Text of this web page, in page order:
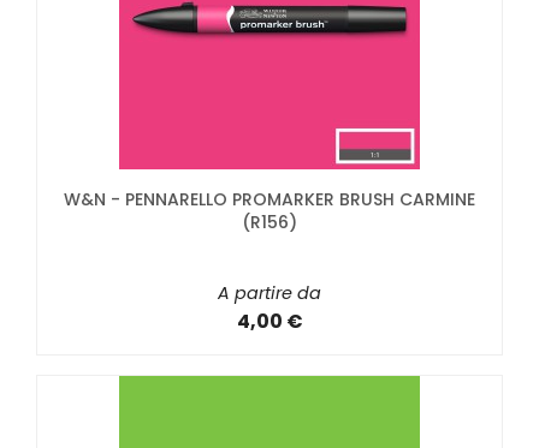
W&N - PENNARELLO PROMARKER BRUSH CARMINE
(R156)
A partire da
4,00 €